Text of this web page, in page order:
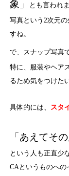
象」
とも言われま
写真という2次元
すね。
で、スナップ写真
特に、
服装やヘア
るため気をつけた
具体的には、 スタ
「あえてそ
という人も正直少
CAというものへの